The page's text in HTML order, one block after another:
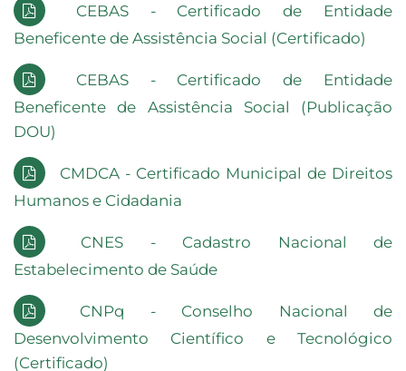
CEBAS - Certificado de Entidade
Beneficente de Assistência Social (Certificado)
CEBAS - Certificado de Entidade
Beneficente de Assistência Social (Publicação
DOU)
CMDCA - Certificado Municipal de Direitos
Humanos e Cidadania
CNES - Cadastro Nacional de
Estabelecimento de Saúde
CNPq - Conselho Nacional de
Desenvolvimento Científico e Tecnológico
(Certificado)